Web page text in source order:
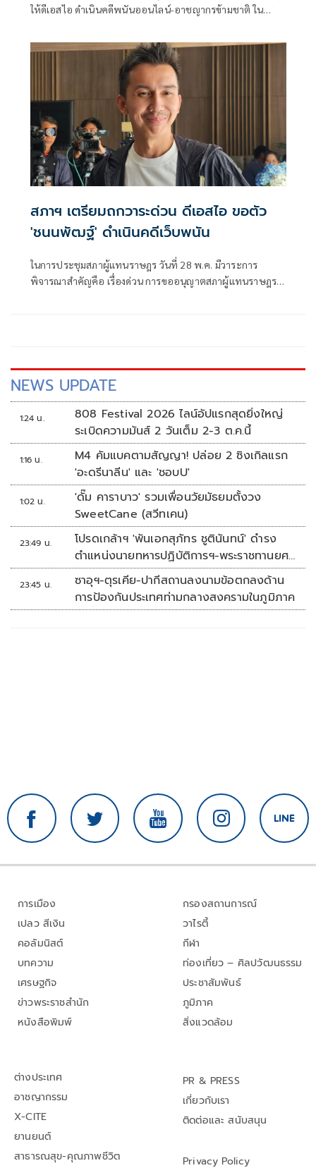
ให้ดีเอสไอ ดำเนินคดีพนันออนไลน์-อาชญากรข้ามชาติ ใน
สง่างาม ตอบคำถามประชาชนได้
สภาฯ เตรียมถกวาระด่วน ดีเอสไอ ขอตัว
'ชนนพัฒฐ์' ดำเนินคดีเว็บพนัน
ในการประชุมสภาผู้แทนราษฎร วันที่ 28 พ.ค. มีวาระการ
พิจารณาสำคัญคือ เรื่องด่วน การขออนุญาตสภาผู้แทนราษฎร
NEWS UPDATE
1:24 น.
808 Festival 2026 ไลน์อัปแรกสุดยิ่งใหญ่
ระเบิดความมันส์ 2 วันเต็ม 2-3 ต.ค.นี้
1:16 น.
M4 คัมแบคตามสัญญา! ปล่อย 2 ซิงเกิลแรก
'อะดรีนาลีน' และ 'ชอบU'
1:02 น.
'ดั๊ม คาราบาว' รวมเพื่อนวัยมัธยมตั้งวง
SweetCane (สวีทเคน)
23:49 น.
โปรดเกล้าฯ 'พันเอกสุภัทร ชูตินันทน์' ดำรง
ตำแหน่งนายทหารปฏิบัติการฯ-พระราชทานยศ
'พลตรี'
23:45 น.
ซาอุฯ-ตุรเคีย-ปากีสถานลงนามข้อตกลงด้าน
การป้องกันประเทศท่ามกลางสงครามในภูมิภาค
การเมือง
เปลว สีเงิน
คอลัมนิสต์
บทความ
เศรษฐกิจ
ข่าวพระราชสำนัก
หนังสือพิมพ์
กรองสถานการณ์
วาไรตี้
กีฬา
ท่องเที่ยว – ศิลปวัฒนธรรม
ประชาสัมพันธ์
ภูมิภาค
สิ่งแวดล้อม
ต่างประเทศ
อาชญากรรม
X-CITE
ยานยนต์
สาธารณสุข-คุณภาพชีวิต
PR & PRESS
เกี่ยวกับเรา
ติดต่อและ สนับสนุน
Privacy Policy